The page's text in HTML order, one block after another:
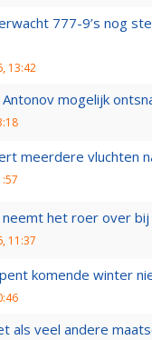
777-9’s nog
13:42
mogelijk
meerdere vluchten
neemt het roer over
11:37
komende winter
als veel andere